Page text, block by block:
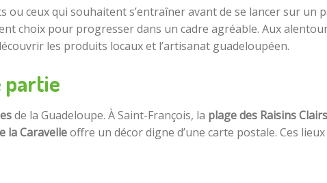
ou ceux qui souhaitent s’entraîner avant de se lancer sur un
choix pour progresser dans un cadre agréable. Aux
les produits locaux et l’artisanat guadeloupéen.
partie
de la Guadeloupe. À Saint-François, la plage des Raisins Clairs
la Caravelleoffre un décor digne d’une carte postale. Ces